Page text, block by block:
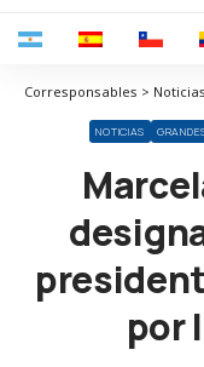
NOTICIAS
por